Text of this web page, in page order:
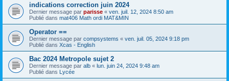
indications correction juin 2024
Dernier message par parisse « ven. juil. 12, 2024 8:50 am
Publié dans mat406 Math ordi MAT&MIN
Operator ==
Dernier message par compsystems « ven. juil. 05, 2024 9:18 pm
Publié dans Xcas - English
Bac 2024 Metropole sujet 2
Dernier message par alb « lun. juin 24, 2024 9:48 am
Publié dans Lycée